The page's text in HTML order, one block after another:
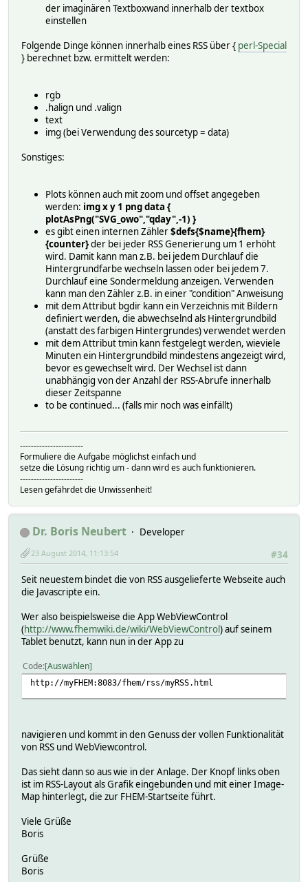
der imaginären Textboxwand innerhalb der textbox
einstellen
Folgende Dinge können innerhalb eines RSS über { perl-Special
} berechnet bzw. ermittelt werden:
rgb
.halign und .valign
text
img (bei Verwendung des sourcetyp = data)
Sonstiges:
Plots können auch mit zoom und offset angegeben
werden: img x y 1 png data {
plotAsPng("SVG_owo","qday",-1) }
es gibt einen internen Zähler$defs{$name}{fhem}
{counter}der bei jeder RSS Generierung um 1 erhöht
wird. Damit kann man z.B. bei jedem Durchlauf die
Hintergrundfarbe wechseln lassen oder bei jedem 7.
Durchlauf eine Sondermeldung anzeigen. Verwenden
kann man den Zähler z.B. in einer "condition" Anweisung
mit dem Attribut bgdir kann ein Verzeichnis mit Bildern
definiert werden, die abwechselnd als Hintergrundbild
(anstatt des farbigen Hintergrundes) verwendet werden
mit dem Attribut tmin kann festgelegt werden, wieviele
Minuten ein Hintergrundbild mindestens angezeigt wird,
bevor es gewechselt wird. Der Wechsel ist dann
unabhängig von der Anzahl der RSS-Abrufe innerhalb
dieser Zeitspanne
to be continued... (falls mir noch was einfällt)
-----------------------
Formuliere die Aufgabe möglichst einfach und
setze die Lösung richtig um - dann wird es auch funktionieren.
-----------------------
Lesen gefährdet die Unwissenheit!
Dr. Boris Neubert
Developer
#34
23 August 2014, 11:13:54
Seit neuestem bindet die von RSS ausgelieferte Webseite auch
die Javascripte ein.
Wer also beispielsweise die App WebViewControl
(http://www.fhemwiki.de/wiki/WebViewControl) auf seinem
Tablet benutzt, kann nun in der App zu
Code Auswählen
http://myFHEM:8083/fhem/rss/myRSS.html
navigieren und kommt in den Genuss der vollen Funktionalität
von RSS und WebViewcontrol.
Das sieht dann so aus wie in der Anlage. Der Knopf links oben
ist im RSS-Layout als Grafik eingebunden und mit einer Image-
Map hinterlegt, die zur FHEM-Startseite führt.
Viele Grüße
Boris
Grüße
Boris